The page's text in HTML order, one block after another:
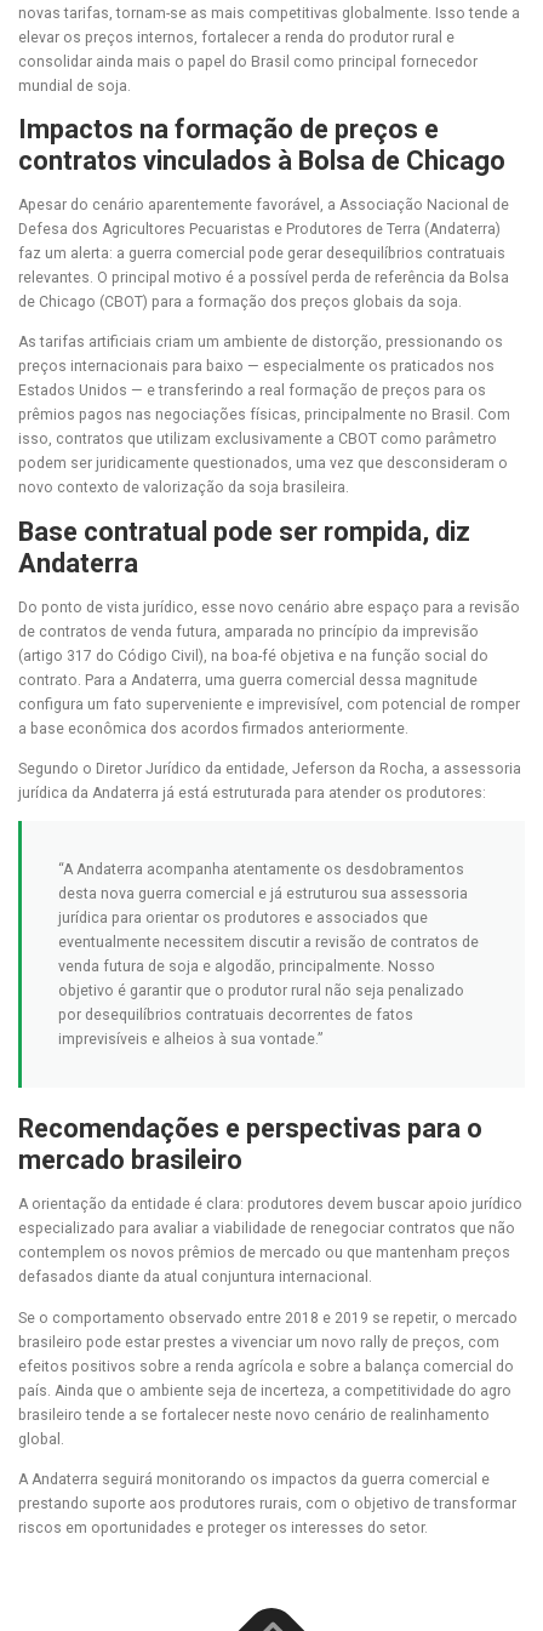
novas tarifas, tornam-se as mais competitivas globalmente. Isso tende a
elevar os preços internos, fortalecer a renda do produtor rural e
consolidar ainda mais o papel do Brasil como principal fornecedor
mundial de soja.
Impactos na formação de preços e
contratos vinculados à Bolsa de Chicago
Apesar do cenário aparentemente favorável, a Associação Nacional de
Defesa dos Agricultores Pecuaristas e Produtores de Terra (Andaterra)
faz um alerta: a guerra comercial pode gerar desequilíbrios contratuais
relevantes. O principal motivo é a possível perda de referência da Bolsa
de Chicago (CBOT) para a formação dos preços globais da soja.
As tarifas artificiais criam um ambiente de distorção, pressionando os
preços internacionais para baixo — especialmente os praticados nos
Estados Unidos — e transferindo a real formação de preços para os
prêmios pagos nas negociações físicas, principalmente no Brasil. Com
isso, contratos que utilizam exclusivamente a CBOT como parâmetro
podem ser juridicamente questionados, uma vez que desconsideram o
novo contexto de valorização da soja brasileira.
Base contratual pode ser rompida, diz
Andaterra
Do ponto de vista jurídico, esse novo cenário abre espaço para a revisão
de contratos de venda futura, amparada no princípio da imprevisão
(artigo 317 do Código Civil), na boa-fé objetiva e na função social do
contrato. Para a Andaterra, uma guerra comercial dessa magnitude
configura um fato superveniente e imprevisível, com potencial de romper
a base econômica dos acordos firmados anteriormente.
Segundo o Diretor Jurídico da entidade, Jeferson da Rocha, a assessoria
jurídica da Andaterra já está estruturada para atender os produtores:
“A Andaterra acompanha atentamente os desdobramentos
desta nova guerra comercial e já estruturou sua assessoria
jurídica para orientar os produtores e associados que
eventualmente necessitem discutir a revisão de contratos de
venda futura de soja e algodão, principalmente. Nosso
objetivo é garantir que o produtor rural não seja penalizado
por desequilíbrios contratuais decorrentes de fatos
imprevisíveis e alheios à sua vontade.”
Recomendações e perspectivas para o
mercado brasileiro
A orientação da entidade é clara: produtores devem buscar apoio jurídico
especializado para avaliar a viabilidade de renegociar contratos que não
contemplem os novos prêmios de mercado ou que mantenham preços
defasados diante da atual conjuntura internacional.
Se o comportamento observado entre 2018 e 2019 se repetir, o mercado
brasileiro pode estar prestes a vivenciar um novo rally de preços, com
efeitos positivos sobre a renda agrícola e sobre a balança comercial do
país. Ainda que o ambiente seja de incerteza, a competitividade do agro
brasileiro tende a se fortalecer neste novo cenário de realinhamento
global.
A Andaterra seguirá monitorando os impactos da guerra comercial e
prestando suporte aos produtores rurais, com o objetivo de transformar
riscos em oportunidades e proteger os interesses do setor.